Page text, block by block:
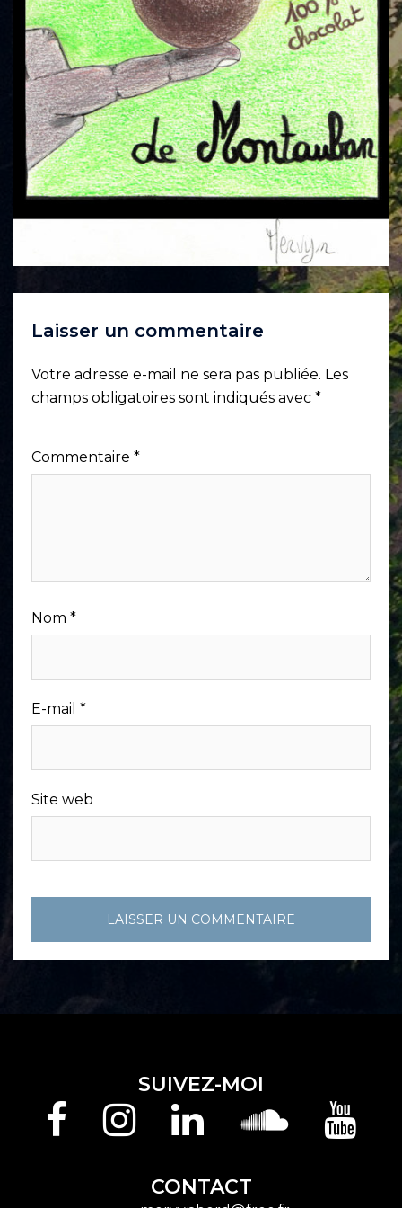
Laisser un commentaire
Votre adresse e-mail ne sera pas publiée. Les
champs obligatoires sont indiqués avec *
Commentaire *
Nom *
E-mail *
Site web
SUIVEZ-MOI
FacebookInstagram Linkedin Soundcloud
CONTACT